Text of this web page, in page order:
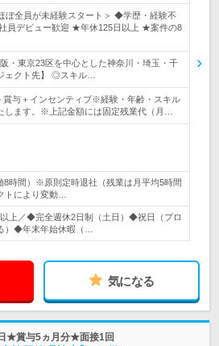
ぼ全員が未経験スタート＞ ◆学歴・経験不
員デビュー歓迎 ★年休125日以上 ★案件の8
・東京23区を中心とした神奈川・埼玉・千
ェクト先】 ◎スキル…
賞与＋インセンティブ※経験・年齢・スキル
します。※上記金額には固定残業代（月…
8時間）※原則定時退社（残業は月平均5時間
トにより変動…
上／◆完全週休2日制（土日）◆祝日（プロ
）◆年末年始休暇（…
気になる
★賞与5ヵ月分★面接1回